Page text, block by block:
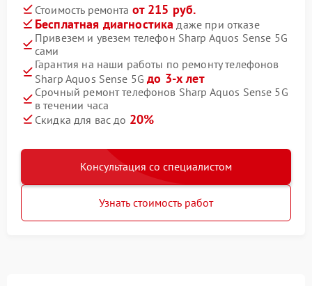
Стоимость ремонта от 215 руб.
Бесплатная диагностика даже при отказе
Привезем и увезем телефон Sharp Aquos Sense 5G
сами
Гарантия на наши работы по ремонту телефонов
Sharp Aquos Sense 5Gдо 3-х лет
Срочный ремонт телефонов Sharp Aquos Sense 5G
в течении часа
Скидка для вас до 20%
Консультация со специалистом
Узнать стоимость работ